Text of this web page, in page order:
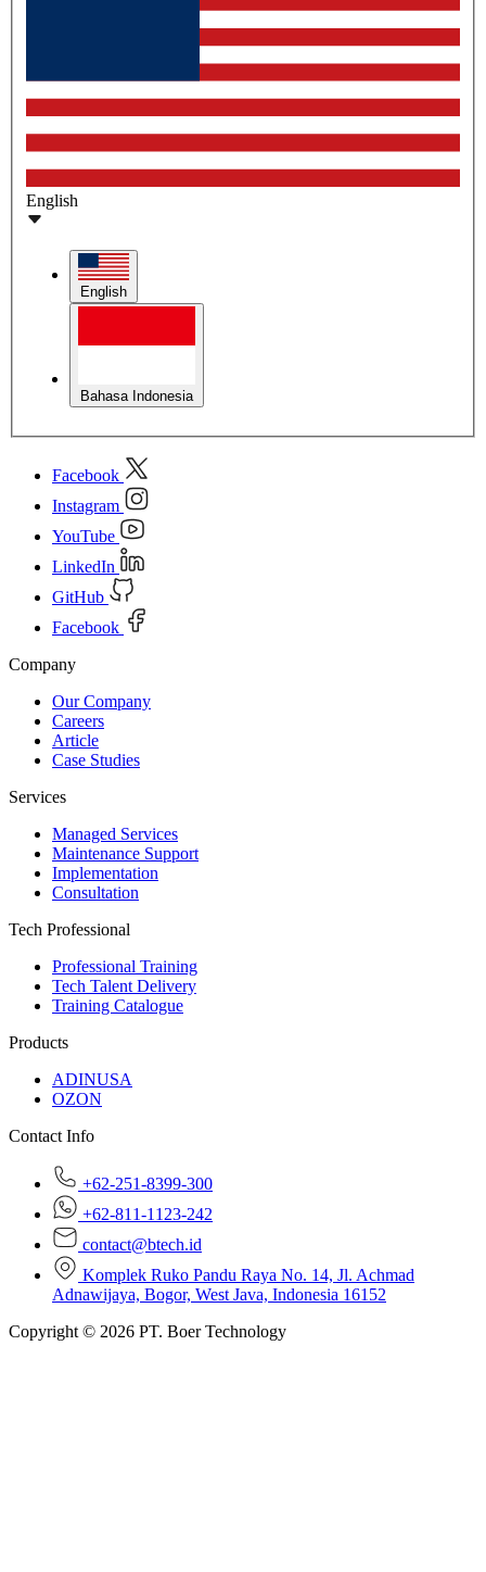
English
English
Bahasa Indonesia
Facebook
Instagram
YouTube
LinkedIn
GitHub
Facebook
Company
Our Company
Careers
Article
Case Studies
Services
Managed Services
Maintenance Support
Implementation
Consultation
Tech Professional
Professional Training
Tech Talent Delivery
Training Catalogue
Products
ADINUSA
OZON
Contact Info
+62-251-8399-300
+62-811-1123-242
contact@btech.id
Komplek Ruko Pandu Raya No. 14, Jl. Achmad
Adnawijaya, Bogor, West Java, Indonesia 16152
Copyright © 2026 PT. Boer Technology